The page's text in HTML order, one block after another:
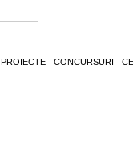
PROIECTE CONCURSURI